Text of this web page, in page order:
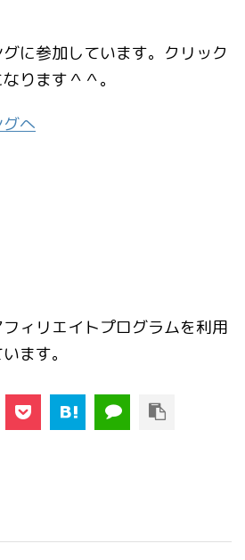
に参加しています。クリック
ります＾＾。
へ
ィリエイトプログラムを利用
ます。